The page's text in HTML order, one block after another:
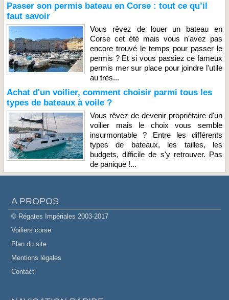
Passer son permis bateau en Corse : tout ce qu’il
faut savoir
Vous rêvez de louer un bateau en
Corse cet été mais vous n'avez pas
encore trouvé le temps pour passer le
permis ? Et si vous passiez ce fameux
permis mer sur place pour joindre l'utile
au très...
Achat d'un voilier, comment choisir parmi tous les
types de bateaux à voile ?
Vous rêvez de devenir propriétaire d'un
voilier mais le choix vous semble
insurmontable ? Entre les différents
types de bateaux, les tailles, les
budgets, difficile de s'y retrouver. Pas
de panique !...
A PROPOS
© Régates Impériales 2003-2017
Voiliers corse
Plan du site
Mentions légales
Contact